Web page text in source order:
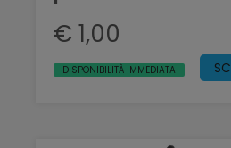
€ 1,00
DISPONIBILITÀ IMMEDIATA